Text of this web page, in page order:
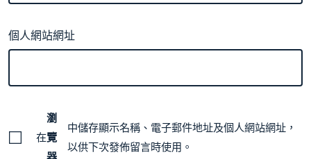
個人網站網址
在
瀏
覽
中儲存顯示名稱、電子郵件地址及個人網站網址，
以供下次發佈留言時使用。